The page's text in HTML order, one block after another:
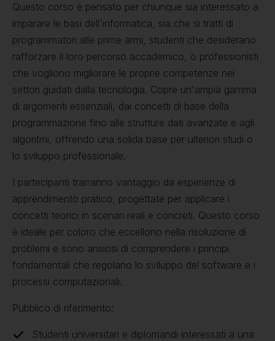
Questo corso è pensato per chiunque sia interessato a
imparare le basi dell'informatica, sia che si tratti di
programmatori alle prime armi, studenti che desiderano
rafforzare il loro percorso accademico, o professionisti
che vogliono migliorare le proprie competenze nei
settori guidati dalla tecnologia. Copre un'ampia gamma
di argomenti essenziali, dai concetti di base della
programmazione fino alle strutture dati avanzate e agli
algoritmi, offrendo una solida base per ulteriori studi o
lo sviluppo professionale.
I partecipanti trarranno vantaggio da esperienze di
apprendimento pratico, progettate per applicare i
concetti teorici in scenari reali e concreti. Questo corso
è ideale per coloro che eccellono nella risoluzione di
problemi e sono ansiosi di comprendere i principi
fondamentali che regolano lo sviluppo del software e i
processi computazionali.
Pubblico di riferimento:
Studenti universitari e diplomandi interessati a una